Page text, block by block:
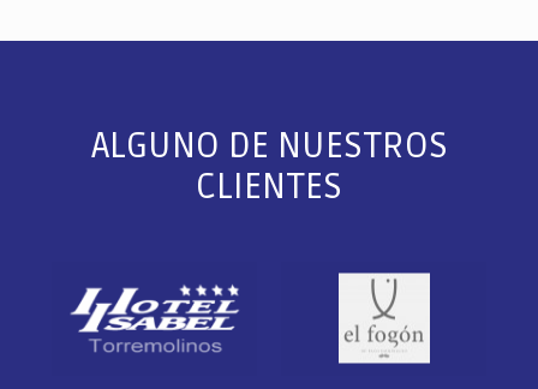
ALGUNO DE NUESTROS
CLIENTES